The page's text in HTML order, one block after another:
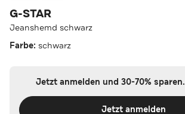
G-STAR
Jeanshemd schwarz
Farbe: schwarz
Jetzt anmelden und 30-70% sparen.
Jetzt anmelden